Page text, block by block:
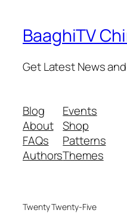
BaaghiTV
Get Latest News
Blog
About
FAQs
Authors
Events
Shop
Patterns
Themes
Twenty Twenty-Five